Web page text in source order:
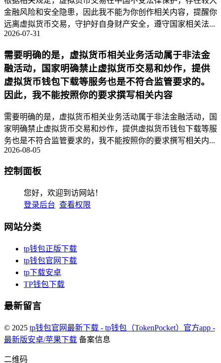
金融风险和安全隐患，因此我不能为你创作相关内容，提醒你
远离虚拟货币交易，守护好自身财产安全，遵守国家相关法...
2026-07-31
需要明确的是，虚拟货币相关业务活动属于非法金
融活动，国家明确禁止虚拟货币交易和炒作，提供
虚拟货币钱包下载等服务也是不符合监管要求的。
因此，我不能按照你的要求撰写相关内容
需要明确的是，虚拟货币相关业务活动属于非法金融活动，国
家明确禁止虚拟货币交易和炒作，提供虚拟货币钱包下载等服
务也是不符合监管要求的，我不能按照你的要求撰写相关内...
2026-08-05
控制面板
您好，欢迎到访网站！
登录后台 查看权限
网站分类
tp钱包正版下载
tp钱包官网下载
tp下载安卓
TP钱包下载
最新留言
© 2025 tp钱包官网最新下载 - tp钱包（TokenPocket）官方app -
最新版安卓/苹果下载 备案信息
二维码